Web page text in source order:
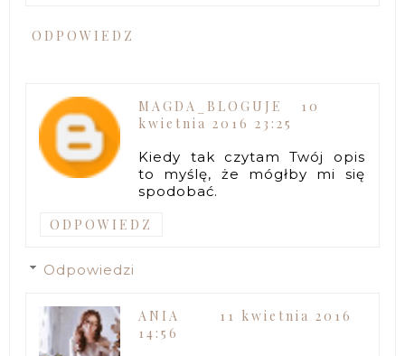
ODPOWIEDZ
MAGDA_BLOGUJE
10
kwietnia 2016 23:25
Kiedy tak czytam Twój opis
to myślę, że mógłby mi się
spodobać.
ODPOWIEDZ
Odpowiedzi
ANIA
11 kwietnia 2016
14:56